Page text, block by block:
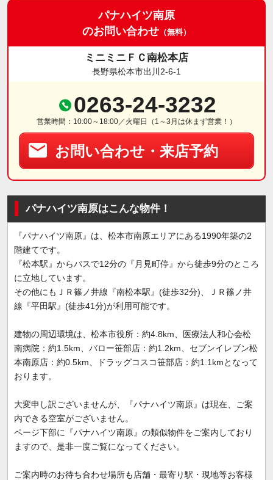
パナハイツ南原
のお問い合わせ （無料）
ミニミニＦＣ南松本店
長野県松本市出川2-6-1
0263-24-3232
営業時間：10:00～18:00／火曜日（1～3月は休まず営業！）
お問い合わせ・来店予約
パナハイツ南原はこんな物件！
『パナハイツ南原』は、松本市南原エリアにある1990年築の2
階建てです。
『松本駅』からバスで12分の『月見町停』から徒歩9分のところ
に立地しています。
その他にもＪＲ篠ノ井線『南松本駅』(徒歩32分)、ＪＲ篠ノ井
線『平田駅』(徒歩41分)が利用可能です。
建物の周辺環境は、松本市役所：約4.8km、医療法人和心会松
南病院：約1.5km、バロー笹部店：約1.2km、セブンイレブン松
本南原店：約0.5km、ドラッグコスコ笹部店：約1.1kmとなって
おります。
大変申し訳ございませんが、『パナハイツ南原』は現在、ご案
内できる空室がございません。
ページ下部に『パナハイツ南原』の類似物件をご案内しており
ますので、是非一度ご覧になってください。
ご案内時のお待ち合わせ場所も店舗・最寄り駅・現地等お客様